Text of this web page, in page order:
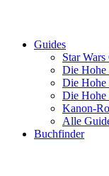
Guides
Star
Die Hohe
Die Hohe
Die Hohe
Kanon-
Alle
Buchfinder